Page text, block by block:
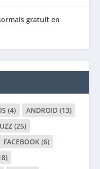
gratuit en
(4) ANDROID (13)
(25)
FACEBOOK (6)